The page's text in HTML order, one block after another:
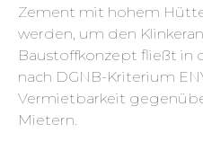
Zement mit hohem
werden, um den
Baustoffkonzept fließt in
nach DGNB-Kriterium
Vermietbarkeit
Mietern.